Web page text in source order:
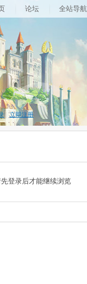
论坛 全站导航
立即注册
登录后才能继续浏览